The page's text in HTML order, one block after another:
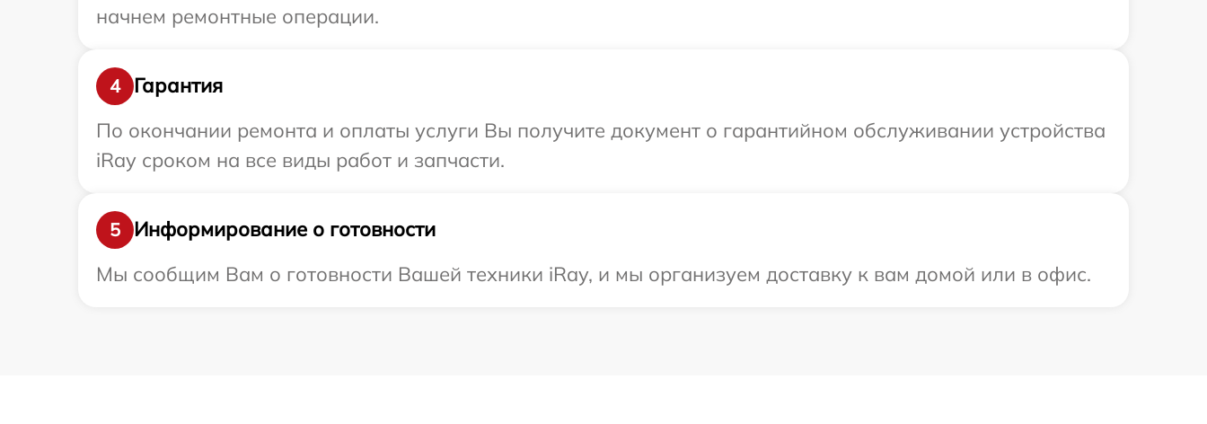
начнем ремонтные операции.
4
Гарантия
По окончании ремонта и оплаты услуги Вы получите документ о гарантийном обслуживании устройства
iRay сроком на все виды работ и запчасти.
5
Информирование о готовности
Мы сообщим Вам о готовности Вашей техники iRay, и мы организуем доставку к вам домой или в офис.